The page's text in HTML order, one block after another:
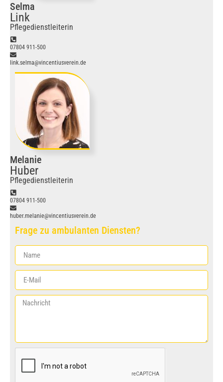
Selma
Link
Pflegedienstleiterin
07804 911-500
link.selma@vincentiusverein.de
Melanie
Huber
Pflegedienstleiterin
07804 911-500
huber.melanie@vincentiusverein.de
Frage zu ambulanten Diensten?